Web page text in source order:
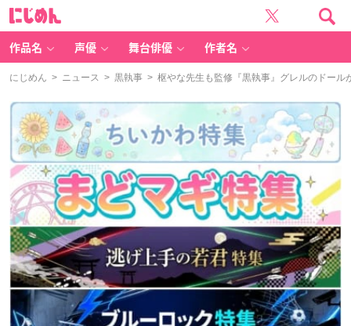
作品名 声優 舞台俳優 作者名
にじめん > ニュース > 黒執事 > 枢やな先生も監修『黒執事』グレルのドー